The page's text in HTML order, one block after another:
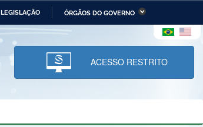
LEGISLAÇÃO ÓRGÃOS DO GOVERNO
Ministério da Infraestrutura
Ministério da Ciência,
Tecnologia, Inovações e
Comunicações
ACESSO RESTRITO